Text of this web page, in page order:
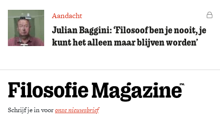
Aandacht
Julian Baggini: ‘Filosoof ben je nooit, je
kunt het alleen maar blijven worden’
Schrijf je in vooronze nieuwsbrief